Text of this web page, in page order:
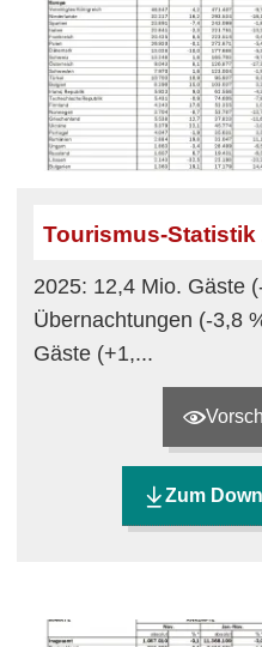
Tourismus-Statistik
2025: 12,4 Mio. Gäste
Übernachtungen (-3,8
Gäste (+1,...
Zum